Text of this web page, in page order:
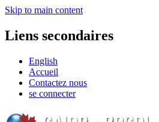
Skip to main content
Liens secondaires
English
Accueil
Contactez nous
se connecter